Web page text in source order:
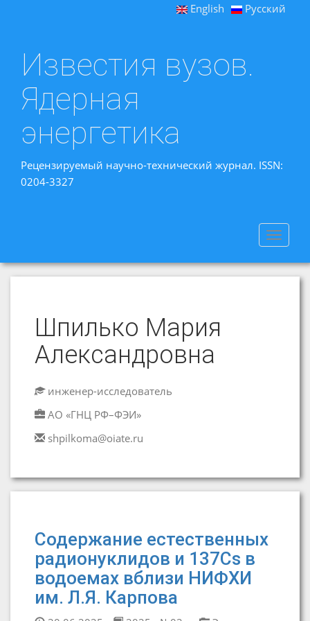
English Русский
Известия вузов.
Ядерная
энергетика
Рецензируемый научно-технический журнал. ISSN:
0204-3327
Toggle
Шпилько Мария
Александровна
инженер-исследователь
АО «ГНЦ РФ–ФЭИ»
shpilkoma@oiate.ru
Содержание естественных
радионуклидов и 137Cs в
водоемах вблизи НИФХИ
им. Л.Я. Карпова